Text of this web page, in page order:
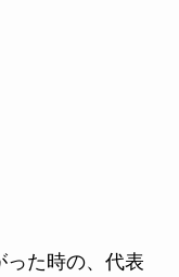
った時の、代表